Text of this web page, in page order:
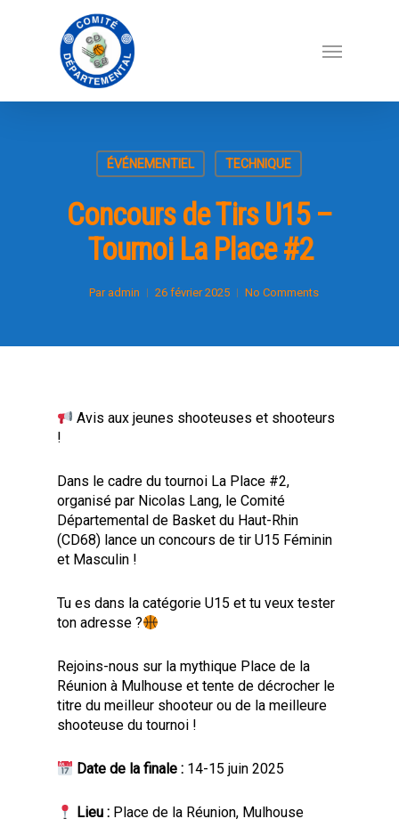
ÉVÉNEMENTIEL TECHNIQUE
Concours de Tirs U15 –
Tournoi La Place #2
Par admin 26 février 2025 No Comments
Avis aux jeunes shooteuses et shooteurs
!
Dans le cadre du tournoi La Place #2,
organisé par Nicolas Lang, le Comité
Départemental de Basket du Haut-Rhin
(CD68) lance un concours de tir U15 Féminin
et Masculin !
Tu es dans la catégorie U15 et tu veux tester
ton adresse ?
Rejoins-nous sur la mythique Place de la
Réunion à Mulhouse et tente de décrocher le
titre du meilleur shooteur ou de la meilleure
shooteuse du tournoi !
Date de la finale : 14-15 juin 2025
Lieu : Place de la Réunion, Mulhouse